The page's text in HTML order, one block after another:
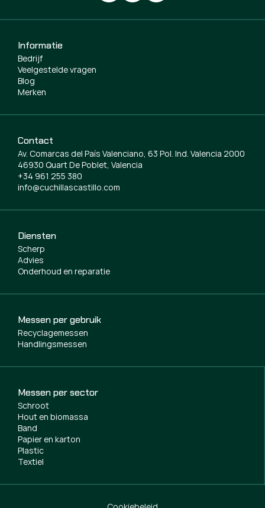
Diensten
Scherp
Advies
Onderhoud en reparatie
Messen per gebruik
Recyclagemessen
Handlingsmessen
Messen per sector
Schroot
Hout en biomassa
Band
Papier en karton
Plastic
Textiel
Informatie
Bedrijf
Veelgestelde vragen
Blog
Merken
Contact
Av. Comarcas del País Valenciano, 63 Pol. Ind. Valencia 2000
46930 Quart De Poblet, Valencia
+34 961 255 380
info@cuchillascastillo.com